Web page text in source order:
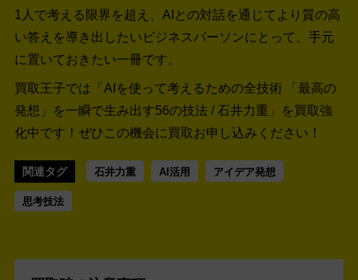
1人で考える限界を超え、AIとの対話を通じてより質の高
い答えを導き出したいビジネスパーソンにとって、手元
に置いておきたい一冊です。
買取王子では「AIを使って考えるための全技術 「最高の
発想」を一瞬で生み出す56の技法 / 石井力重」を買取強
化中です！ ぜひこの機会に買取お申し込みください！
関連タグ 石井力重 AI活用 アイデア発想
思考技法